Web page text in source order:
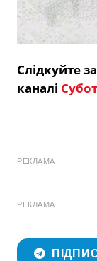
Слідкуйте
каналі
РЕКЛАМА
РЕКЛАМА